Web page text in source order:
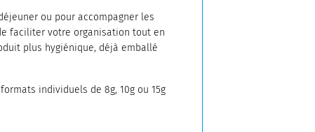
ou pour accompagner les
faciliter votre organisation tout en
plus hygiénique, déjà emballé
individuels de 8g, 10g ou 15g